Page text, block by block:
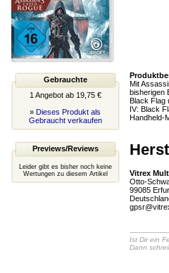
Gebrauchte
1 Angebot ab 19,75 €
» Dieses Produkt als
Gebraucht verkaufen
Previews/Reviews
Leider gibt es bisher noch keine
Wertungen zu diesem Artikel
Mit
bisherigen
Black Flag
IV: Black
Handheld-
Vitrex
Otto-
99085
Ist Dir ein
Dann